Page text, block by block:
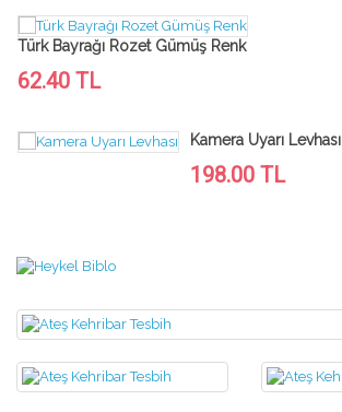
Türk Bayrağı Rozet Gümüş Renk
62.40 TL
Kamera Uyarı Levhası
198.00 TL